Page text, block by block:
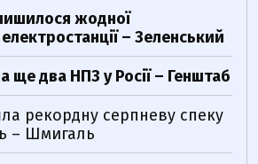
жодної
– Зеленський
ще два НПЗ у Росії – Генштаб
рекордну серпневу спеку
– Шмигаль